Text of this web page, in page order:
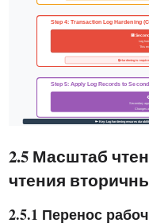
2.5 Масштаб
чтения
2.5.1 Перенос